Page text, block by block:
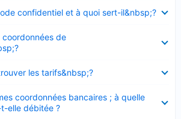
confidentiel et à quoi sert-il&nbsp;?
de
les tarifs&nbsp;?
coordonnées bancaires ; à quelle
elle débitée ?